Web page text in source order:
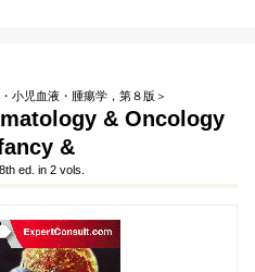
小児血液・腫瘍学，第８版＞
& Oncology
&
ed. in 2 vols.